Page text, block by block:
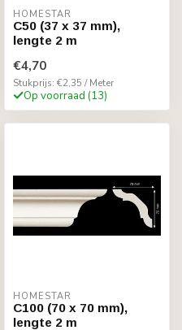
HOMESTAR
C50 (37 x 37 mm),
lengte 2 m
€4,70
Stukprijs: €2,35 / Meter
Op voorraad (13)
HOMESTAR
C100 (70 x 70 mm),
lengte 2 m